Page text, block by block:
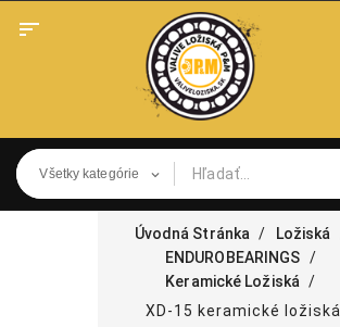

Úvodná Stránka
Ložiská
ENDUROBEARINGS
Keramické Ložiská
XD-15 keramické ložiská